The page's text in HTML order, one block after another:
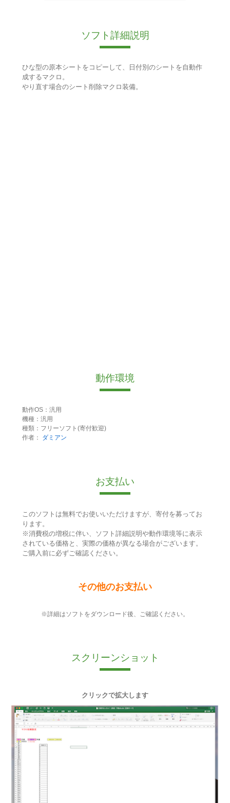
ソフト詳細説明
ひな型の原本シートをコピーして、日付別のシートを自動作
成するマクロ。
やり直す場合のシート削除マクロ装備。
動作環境
動作OS：汎用
機種：汎用
種類：フリーソフト(寄付歓迎)
作者：
ダミアン
お支払い
このソフトは無料でお使いいただけますが、寄付を募ってお
ります。
※消費税の増税に伴い、ソフト詳細説明や動作環境等に表示
されている価格と、実際の価格が異なる場合がございます。
ご購入前に必ずご確認ください。
その他のお支払い
※詳細はソフトをダウンロード後、ご確認ください。
スクリーンショット
クリックで拡大します